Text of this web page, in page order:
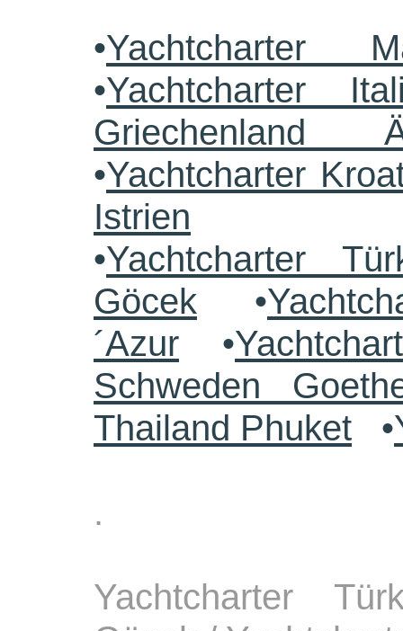
•Yachtcharter
•Yachtcharter
Griechenland
•Yachtcharter
Istrien
•Yachtcharter
Göcek •
´Azur •
Schweden
Thailand Phuket •
.
Yachtcharter